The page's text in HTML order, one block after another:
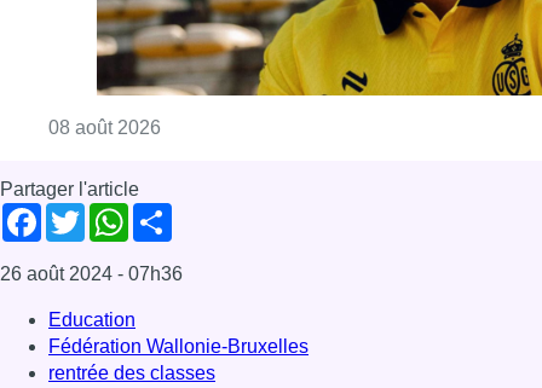
08 août 2026
Partager l'article
Facebook
TwitterWhatsApp
26 août 2024 - 07h36
Education
Fédération Wallonie-Bruxelles
rentrée des classes